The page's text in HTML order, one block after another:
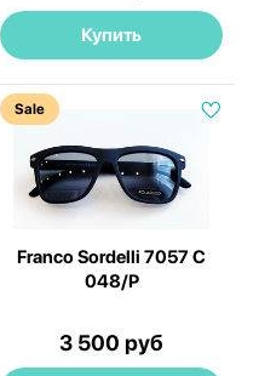
Купить
Sale
Franco Sordelli 7057 C
048/P
3 500 руб